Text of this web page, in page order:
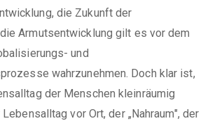
die Zukunft der
Armutsentwicklung gilt es vor dem
und
wahrzunehmen. Doch klar ist,
der Menschen kleinräumig
vor Ort, der „Nahraum", der